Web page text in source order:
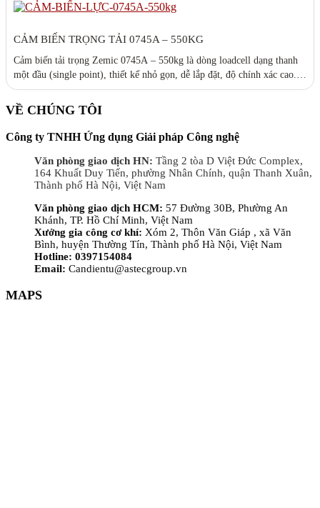
CẢM BIẾN TRỌNG TẢI 0745A – 550KG
Cảm biến tải trọng Zemic 0745A – 550kg là dòng loadcell dạng thanh
một đầu (single point), thiết kế nhỏ gọn, dễ lắp đặt, độ chính xác cao.
Phù hợp cho cân bàn, cân băng tải, máy đóng gói và các hệ thống cân
tự động trong công nghiệp. Đáp ứng tiêu chuẩn OIML, hoạt động ổn
định trong môi trường khắc nghiệt.
VỀ CHÚNG TÔI
Công ty TNHH Ứng dụng Giải pháp Công nghệ
Văn phòng giao dịch HN: Tầng 2 tòa D Việt Đức Complex,
164 Khuất Duy Tiến, phường Nhân Chính, quận Thanh Xuân,
Thành phố Hà Nội, Việt Nam
Văn phòng giao dịch HCM: 57 Đường 30B, Phường An
Khánh, TP. Hồ Chí Minh, Việt Nam
Xưởng gia công cơ khí: Xóm 2, Thôn Văn Giáp , xã Văn
Bình, huyện Thường Tín, Thành phố Hà Nội, Việt Nam
Hotline: 0397154084
Email: Candientu@astecgroup.vn
MAPS